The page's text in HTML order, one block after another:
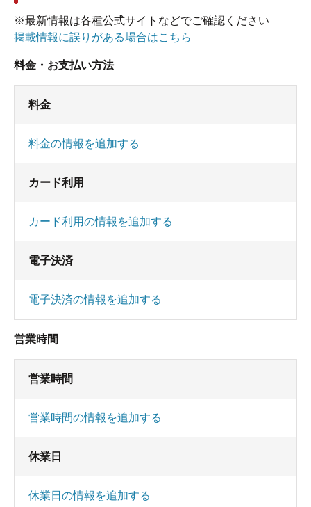
※最新情報は各種公式サイトなどでご確認ください
掲載情報に誤りがある場合はこちら
料金・お支払い方法
料金
料金の情報を追加する
カード利用
カード利用の情報を追加する
電子決済
電子決済の情報を追加する
営業時間
営業時間
営業時間の情報を追加する
休業日
休業日の情報を追加する